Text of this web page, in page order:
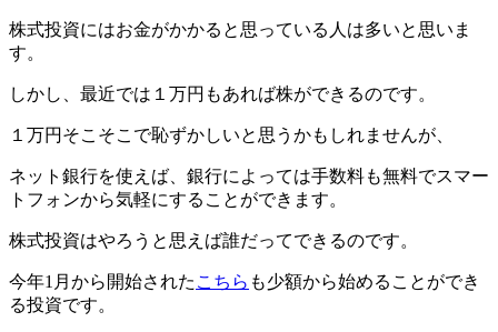
株式投資にはお金がかかると思っている人は多いと思いま
す。
しかし、最近では１万円もあれば株ができるのです。
１万円そこそこで恥ずかしいと思うかもしれませんが、
ネット銀行を使えば、銀行によっては手数料も無料でスマー
トフォンから気軽にすることができます。
株式投資はやろうと思えば誰だってできるのです。
今年1月から開始された こちら も少額から始めることができ
る投資です。